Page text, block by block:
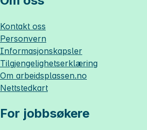
Kontakt oss
Personvern
Informasjonskapsler
Tilgjengelighetserklæring
Om arbeidsplassen.no
Nettstedkart
For jobbsøkere